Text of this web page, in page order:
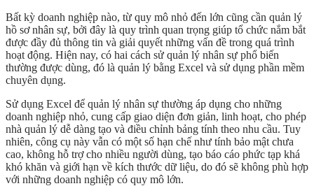
Bất kỳ doanh nghiệp nào, từ quy mô nhỏ đến lớn cũng cần quản lý
hồ sơ nhân sự, bởi đây là quy trình quan trọng giúp tổ chức nắm bắt
được đầy đủ thông tin và giải quyết những vấn đề trong quá trình
hoạt động. Hiện nay, có hai cách sử quản lý nhân sự phổ biến
thường được dùng, đó là quản lý bằng Excel và sử dụng phần mềm
chuyên dụng.
Sử dụng Excel để quản lý nhân sự thường áp dụng cho những
doanh nghiệp nhỏ, cung cấp giao diện đơn giản, linh hoạt, cho phép
nhà quản lý dễ dàng tạo và điều chỉnh bảng tính theo nhu cầu. Tuy
nhiên, công cụ này vẫn có một số hạn chế như tính bảo mật chưa
cao, không hỗ trợ cho nhiều người dùng, tạo báo cáo phức tạp khá
khó khăn và giới hạn về kích thước dữ liệu, do đó sẽ không phù hợp
với những doanh nghiệp có quy mô lớn.